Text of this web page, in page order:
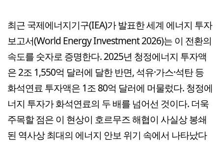
최근 국제에너지기구(IEA)가 발표한 세계 에너지 투자
보고서(World Energy Investment 2026)는 이 전환의
속도를 숫자로 증명한다. 2025년 청정에너지 투자액
은 2조 1,550억 달러에 달한 반면, 석유·가스·석탄 등
화석연료 투자액은 1조 80억 달러에 머물렀다. 청정에
너지 투자가 화석연료의 두 배를 넘어선 것이다. 더욱
주목할 점은 이 현상이 호르무즈 해협이 사실상 봉쇄
된 역사상 최대의 에너지 안보 위기 속에서 나타났다